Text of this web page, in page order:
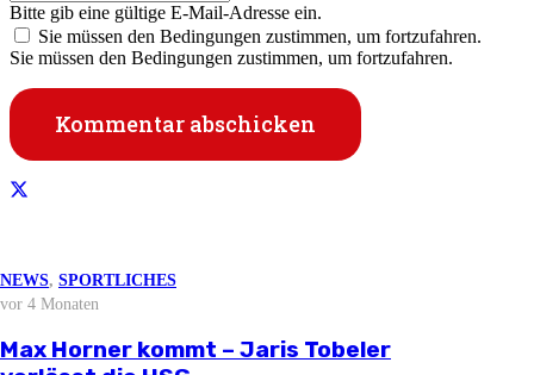
NEWS
vor 3 Wochen
Stellungnahme zur aktuellen
NEWS
NEWS
vor 2 Monaten
Björn Zintel geht – Emiel Hoogland
NEWS
vor 3 Monaten
Mathis Berger übernimmt Social Media
NEWS, SPORTLICHES
vor 4 Monaten
Max Horner kommt – Jaris Tobeler
Bitte gib eine gültige E-Mail-Adresse ein.
Sie müssen den Bedingungen zustimmen, um fortzufahren.
Sie müssen den Bedingungen zustimmen, um fortzufahren.
Kommentar abschicken
Informationen